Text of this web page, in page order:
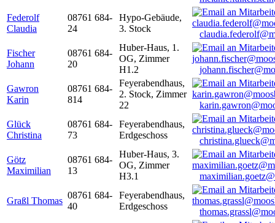
Federolf
Claudia
08761 684-
24
Hypo-Gebäude,
3. Stock
Fischer
Johann
08761 684-
20
Huber-Haus, 1.
OG, Zimmer
H1.2
Gawron
Karin
08761 684-
814
Feyerabendhaus,
2. Stock, Zimmer
22
Glück
Christina
08761 684-
73
Feyerabendhaus,
Erdgeschoss
Götz
Maximilian
08761 684-
13
Huber-Haus, 3.
OG, Zimmer
H3.1
Graßl Thomas
08761 684-
40
Feyerabendhaus,
Erdgeschoss